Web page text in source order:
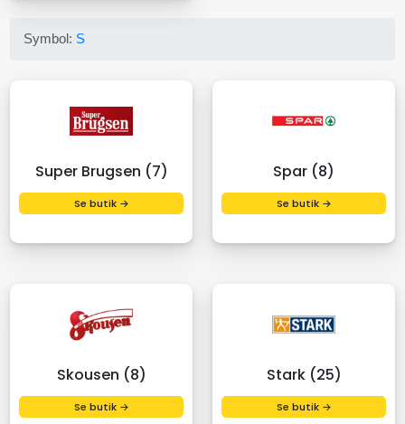
Symbol: S
Super Brugsen (7)
Se butik →
Spar (8)
Se butik →
Skousen (8)
Se butik →
Stark (25)
Se butik →